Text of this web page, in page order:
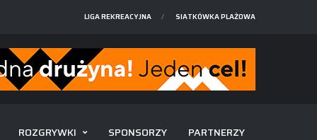
LIGA REKREACYJNA SIATKÓWKA PLAŻOWA
ROZGRYWKI SPONSORZY PARTNERZY